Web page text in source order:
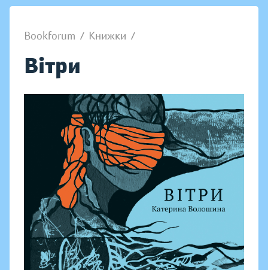
Bookforum / Книжки /
Вітри